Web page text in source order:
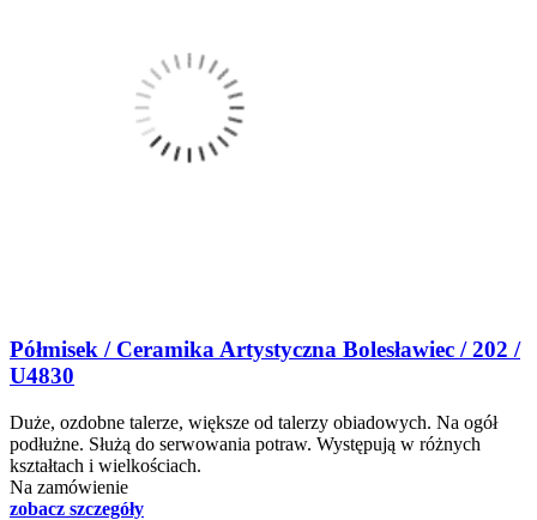
Półmisek / Ceramika Artystyczna Bolesławiec / 202 /
U4830
Duże, ozdobne talerze, większe od talerzy obiadowych. Na ogół
podłużne. Służą do serwowania potraw. Występują w różnych
kształtach i wielkościach.
Na zamówienie
zobacz szczegóły